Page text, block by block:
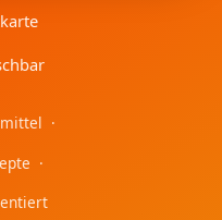
·
·